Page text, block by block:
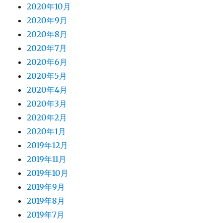
2020年10月
2020年9月
2020年8月
2020年7月
2020年6月
2020年5月
2020年4月
2020年3月
2020年2月
2020年1月
2019年12月
2019年11月
2019年10月
2019年9月
2019年8月
2019年7月